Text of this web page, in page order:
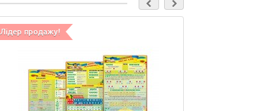
Лідер продажу!